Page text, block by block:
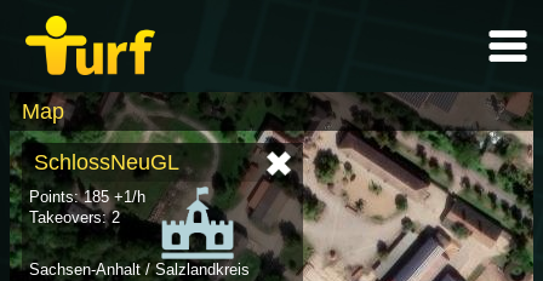
Map
SchlossNeuGL
Points: 185 +1/h
Takeovers: 2
Sachsen-Anhalt / Salzlandkreis